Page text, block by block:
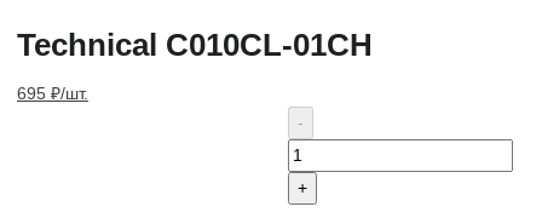
Technical C010CL-01CH
695 ₽/шт.